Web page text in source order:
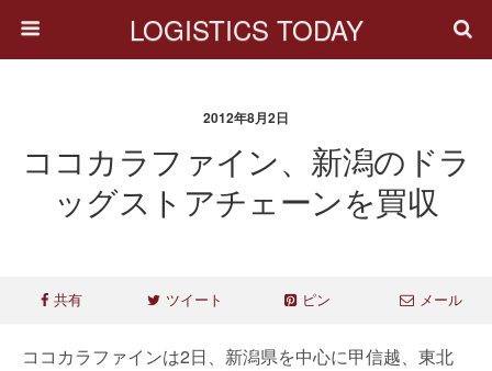
LOGISTICS TODAY
2012年8月2日
ココカラファイン、新潟のドラ
ッグストアチェーンを買収
共有 ツイート ピン メール
ココカラファインは2日、新潟県を中心に甲信越、東北